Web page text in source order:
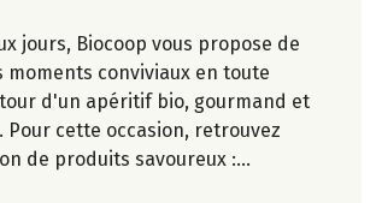
jours, Biocoop vous propose de
moments conviviaux en toute
d'un apéritif bio, gourmand et
Pour cette occasion, retrouvez
de produits savoureux :